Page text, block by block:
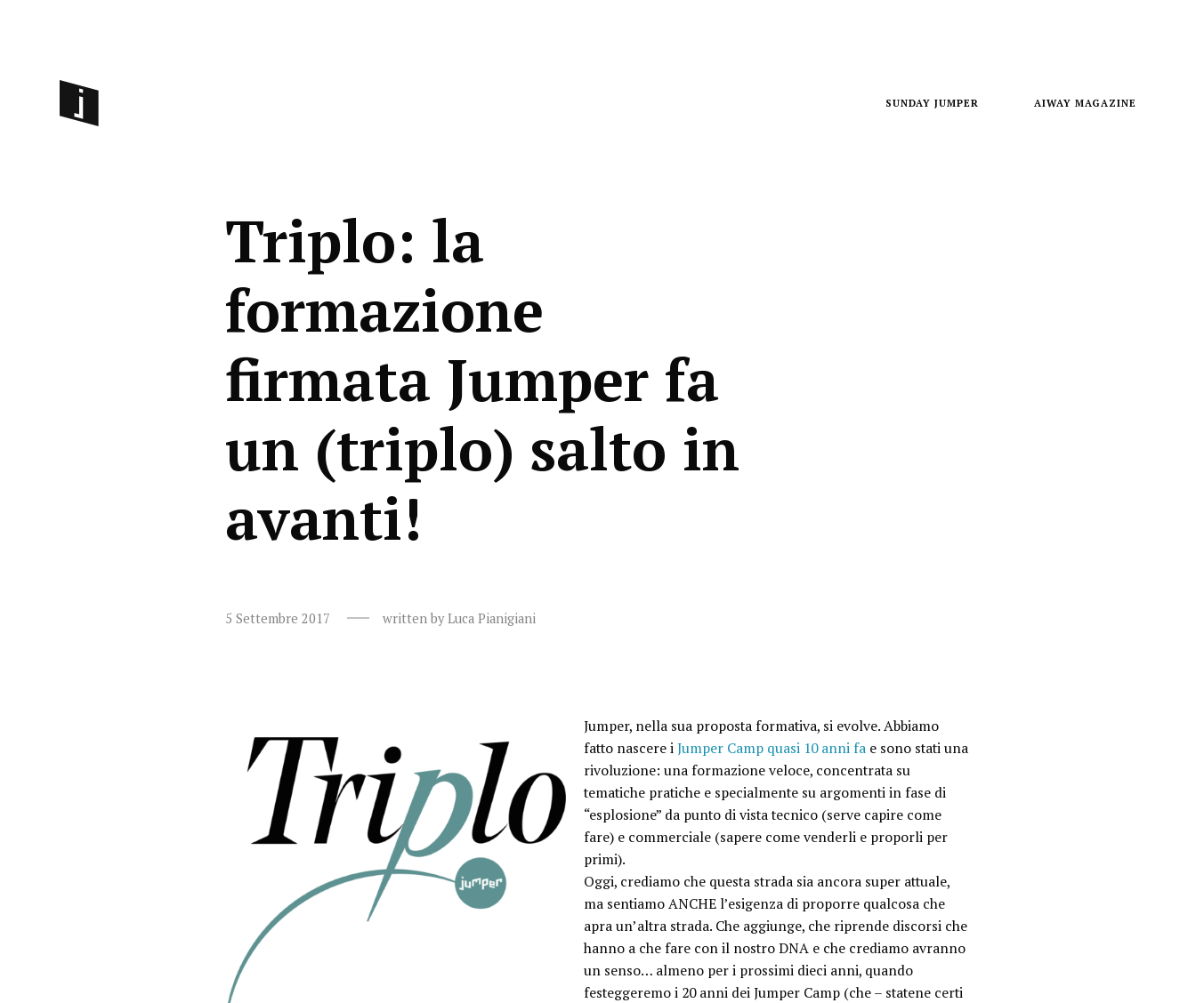
SUNDAY JUMPER AIWAY MAGAZINE
Triplo: la
formazione
firmata Jumper fa
un (triplo) salto in
avanti!
5 Settembre 2017 written byLuca Pianigiani
Jumper, nella sua proposta formativa, si evolve. Abbiamo
fatto nascere iJumper Camp quasi 10 anni fa e sono stati una
rivoluzione: una formazione veloce, concentrata su
tematiche pratiche e specialmente su argomenti in fase di
“esplosione” da punto di vista tecnico (serve capire come
fare) e commerciale (sapere come venderli e proporli per
primi).
Oggi, crediamo che questa strada sia ancora super attuale,
ma sentiamo ANCHE l’esigenza di proporre qualcosa che
apra un’altra strada. Che aggiunge, che riprende discorsi che
hanno a che fare con il nostro DNA e che crediamo avranno
un senso… almeno per i prossimi dieci anni, quando
festeggeremo i 20 anni dei Jumper Camp (che – statene certi